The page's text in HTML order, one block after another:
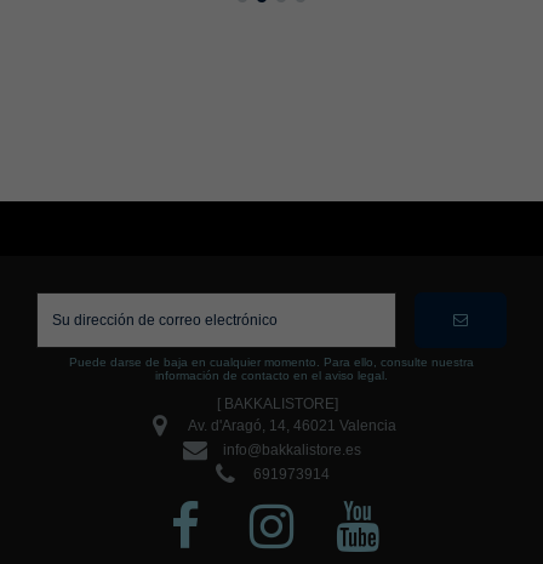
Puede darse de baja en cualquier momento. Para ello, consulte nuestra
información de contacto en el aviso legal.
[ BAKKALISTORE]
Av. d'Aragó, 14, 46021 Valencia
info@bakkalistore.es
691973914